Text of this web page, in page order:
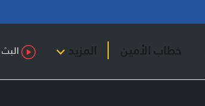
خطاب الأمين المزيد